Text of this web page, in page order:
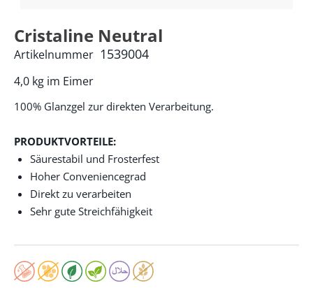
Cristaline Neutral
4,0 kg im Eimer
Artikelnummer 1539004
100% Glanzgel zur direkten Verarbeitung.
PRODUKTVORTEILE:
Säurestabil und Frosterfest
Hoher Conveniencegrad
Direkt zu verarbeiten
Sehr gute Streichfähigkeit